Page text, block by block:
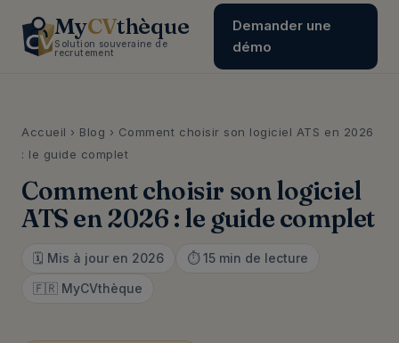
MyCVthèque
Solution souveraine de
recrutement
Demander une
démo
Accueil › Blog › Comment choisir son logiciel ATS en 2026
: le guide complet
Comment choisir son logiciel
ATS en 2026 : le guide complet
🗓️ Mis à jour en 2026
⏱️ 15 min de lecture
🇫🇷 MyCVthèque